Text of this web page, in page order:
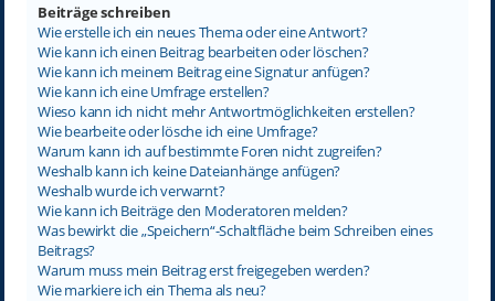
Beiträge schreiben
Wie erstelle ich ein neues Thema oder eine Antwort?
Wie kann ich einen Beitrag bearbeiten oder löschen?
Wie kann ich meinem Beitrag eine Signatur anfügen?
Wie kann ich eine Umfrage erstellen?
Wieso kann ich nicht mehr Antwortmöglichkeiten erstellen?
Wie bearbeite oder lösche ich eine Umfrage?
Warum kann ich auf bestimmte Foren nicht zugreifen?
Weshalb kann ich keine Dateianhänge anfügen?
Weshalb wurde ich verwarnt?
Wie kann ich Beiträge den Moderatoren melden?
Was bewirkt die „Speichern“-Schaltfläche beim Schreiben eines
Beitrags?
Warum muss mein Beitrag erst freigegeben werden?
Wie markiere ich ein Thema als neu?